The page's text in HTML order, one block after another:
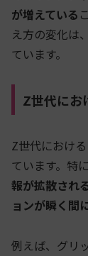
が増えている
え方の変化は
ています。
Z世代にお
Z世代におけ
ています。特に
報が拡散され
ョンが瞬く間
例えば、グリ